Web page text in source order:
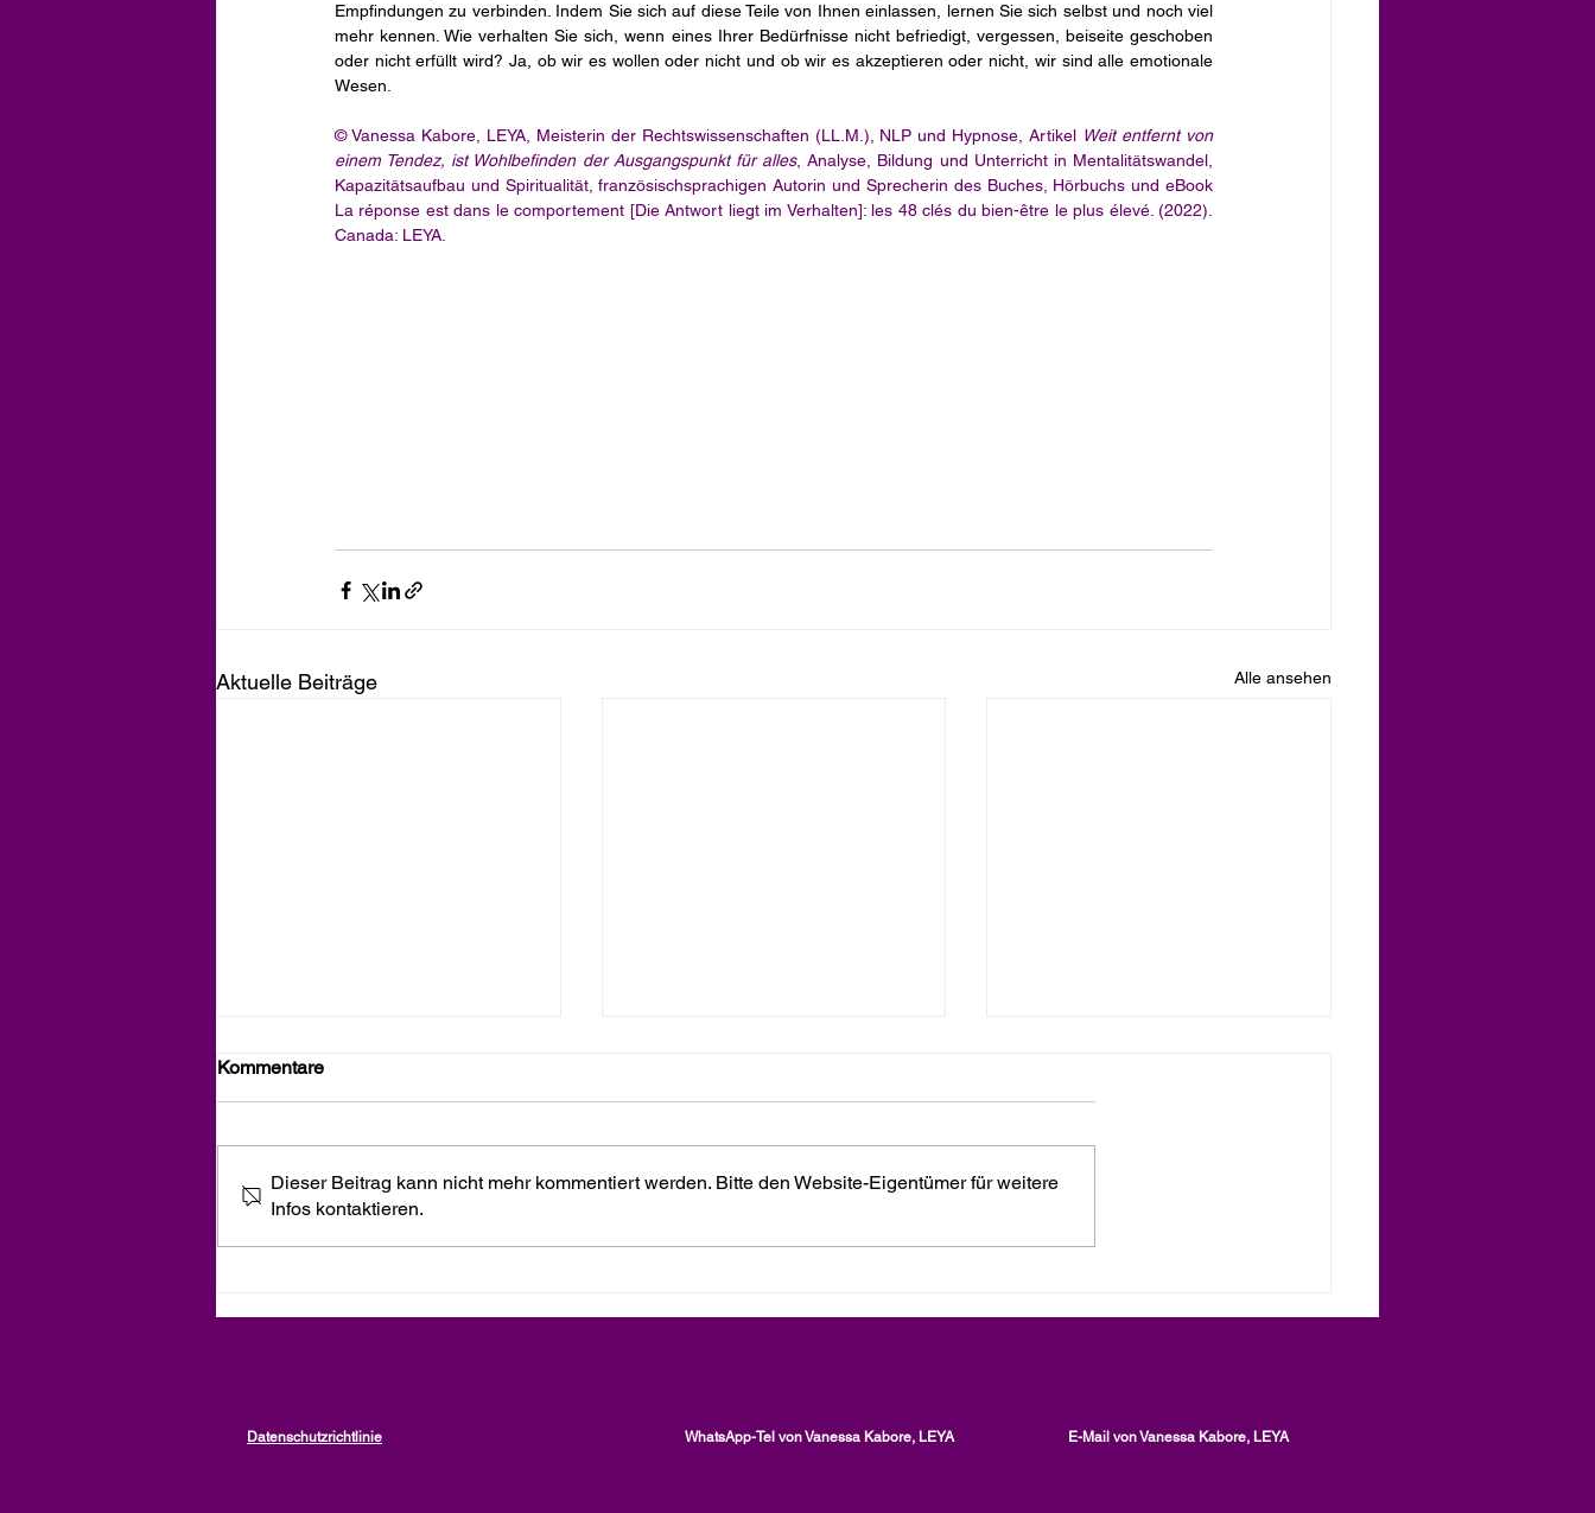
Empfindungen zu verbinden. Indem Sie sich auf diese Teile von Ihnen einlassen, lernen Sie sich selbst und noch viel
mehr kennen. Wie verhalten Sie sich, wenn eines Ihrer Bedürfnisse nicht befriedigt, vergessen, beiseite geschoben
oder nicht erfüllt wird? Ja, ob wir es wollen oder nicht und ob wir es akzeptieren oder nicht, wir sind alle emotionale
Wesen.
© Vanessa Kabore, LEYA, Meisterin der Rechtswissenschaften (LL.M.), NLP und Hypnose, Artikel Weit entfernt von
einem Tendez, ist Wohlbefinden der Ausgangspunkt für alles, Analyse, Bildung und Unterricht in Mentalitätswandel,
Kapazitätsaufbau und Spiritualität, französischsprachigen Autorin und Sprecherin des Buches, Hörbuchs und eBook
La réponse est dans le comportement [Die Antwort liegt im Verhalten]: les 48 clés du bien-être le plus élevé. (2022).
Canada: LEYA.
Aktuelle Beiträge Alle ansehen
Das berühmte Es geht, ein
Das verletzte Kind in jedem
In jedem von uns steckt ein
Kommentare
Dieser Beitrag kann nicht mehr kommentiert werden. Bitte den Website-Eigentümer für weitere
Infos kontaktieren.
Datenschutzrichtlinie WhatsApp-Tel von Vanessa Kabore, LEYA E-Mail von Vanessa Kabore, LEYA